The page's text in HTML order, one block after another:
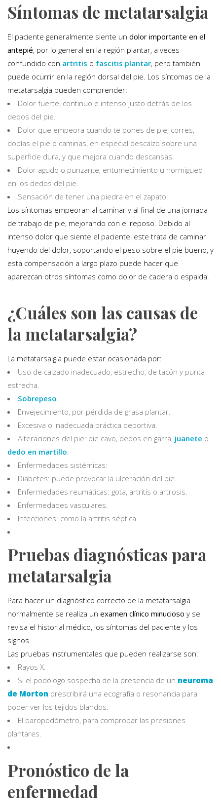
Síntomas de metatarsalgia
El paciente generalmente siente un dolor importante en el
antepié, por lo general en la región plantar, a veces
confundido con artritis o fascitis plantar, pero también
puede ocurrir en la región dorsal del pie. Los síntomas de la
metatarsalgia pueden comprender:
Dolor fuerte, continuo e intenso justo detrás de los
dedos del pie.
Dolor que empeora cuando te pones de pie, corres,
doblas el pie o caminas, en especial descalzo sobre una
superficie dura, y que mejora cuando descansas.
Dolor agudo o punzante, entumecimiento u hormigueo
en los dedos del pie.
Sensación de tener una piedra en el zapato.
Los síntomas empeoran al caminar y al final de una jornada
de trabajo de pie, mejorando con el reposo. Debido al
intenso dolor que siente el paciente, este trata de caminar
huyendo del dolor, soportando el peso sobre el pie bueno, y
esta compensación a largo plazo puede hacer que
aparezcan otros síntomas como dolor de cadera o espalda.
¿Cuáles son las causas de
la metatarsalgia?
La metatarsalgia puede estar ocasionada por:
Uso de calzado inadecuado, estrecho, de tacón y punta
estrecha.
Sobrepeso.
Envejecimiento, por pérdida de grasa plantar.
Excesiva o inadecuada práctica deportiva.
Alteraciones del pie: pie cavo, dedos en garra, juanete o
dedo en martillo.
Enfermedades sistémicas:
Diabetes: puede provocar la ulceración del pie.
Enfermedades reumáticas: gota, artritis o artrosis.
Enfermedades vasculares.
Infecciones: como la artritis séptica.
Pruebas diagnósticas para
metatarsalgia
Para hacer un diagnóstico correcto de la metatarsalgia
normalmente se realiza un examen clínico minucioso y se
revisa el historial médico, los síntomas del paciente y los
signos.
Las pruebas instrumentales que pueden realizarse son:
Rayos X.
Si el podólogo sospecha de la presencia de un neuroma
de Morton prescribirá una ecografía o resonancia para
poder ver los tejidos blandos.
El baropodómetro, para comprobar las presiones
plantares.
Pronóstico de la
enfermedad